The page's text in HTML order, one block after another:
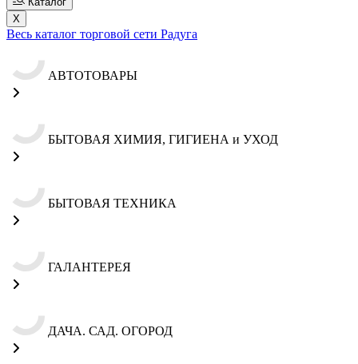
X
Весь каталог торговой сети Радуга
АВТОТОВАРЫ
БЫТОВАЯ ХИМИЯ, ГИГИЕНА и УХОД
БЫТОВАЯ ТЕХНИКА
ГАЛАНТЕРЕЯ
ДАЧА. САД. ОГОРОД